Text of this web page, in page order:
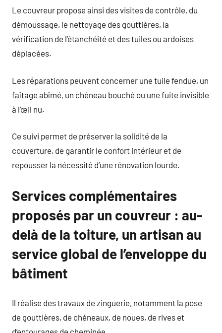
Le couvreur propose ainsi des visites de contrôle, du
démoussage, le nettoyage des gouttières, la
vérification de l’étanchéité et des tuiles ou ardoises
déplacées.
Les réparations peuvent concerner une tuile fendue, un
faîtage abîmé, un chéneau bouché ou une fuite invisible
à l’œil nu.
Ce suivi permet de préserver la solidité de la
couverture, de garantir le confort intérieur et de
repousser la nécessité d’une rénovation lourde.
Services complémentaires
proposés par un couvreur : au-
delà de la toiture, un artisan au
service global de l’enveloppe du
bâtiment
Il réalise des travaux de zinguerie, notamment la pose
de gouttières, de chéneaux, de noues, de rives et